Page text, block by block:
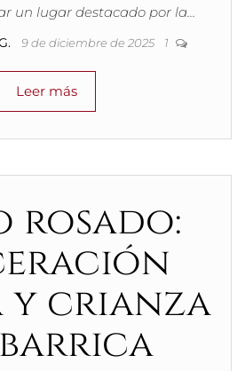
un lugar destacado por la…
9 de diciembre de 2025 1
Leer más
rosado:
crianza